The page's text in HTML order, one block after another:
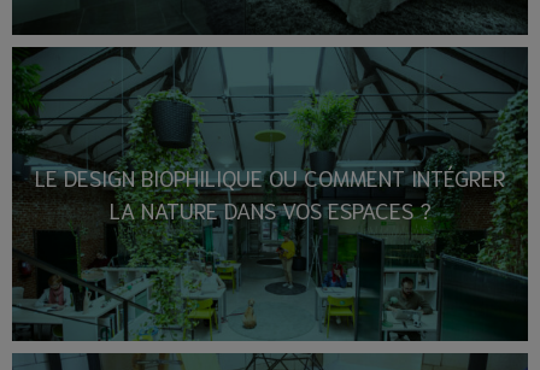
LE DESIGN BIOPHILIQUE OU COMMENT INTÉGRER
LA NATURE DANS VOS ESPACES ?